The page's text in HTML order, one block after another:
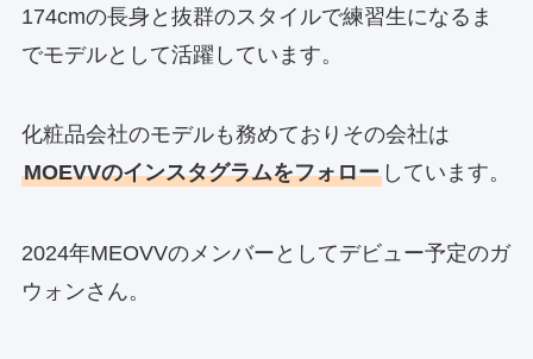
174cmの長身と抜群のスタイルで練習生になるま
でモデルとして活躍しています。
化粧品会社のモデルも務めておりその会社は
MOEVVのインスタグラムをフォローしています。
2024年MEOVVのメンバーとしてデビュー予定のガ
ウォンさん。